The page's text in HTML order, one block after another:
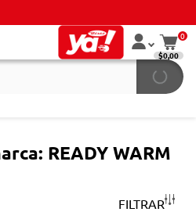
0
$0,00
READY WARM
FILTRAR